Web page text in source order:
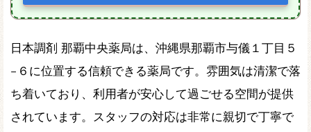
日本調剤 那覇中央薬局は、沖縄県那覇市与儀１丁目５
−６に位置する信頼できる薬局です。雰囲気は清潔で落
ち着いており、利用者が安心して過ごせる空間が提供
されています。スタッフの対応は非常に親切で丁寧で